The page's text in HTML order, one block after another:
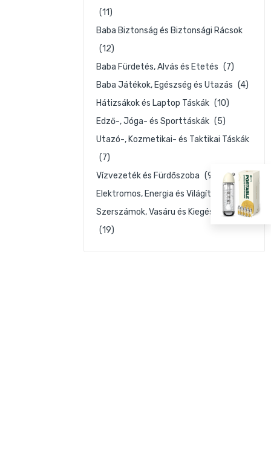
(11)
Baba Biztonság és Biztonsági Rácsok
(12)
Baba Fürdetés, Alvás és Etetés (7)
Baba Játékok, Egészség és Utazás (4)
Hátizsákok és Laptop Táskák (10)
Edző-, Jóga- és Sporttáskák (5)
Utazó-, Kozmetikai- és Taktikai Táskák
(7)
Vízvezeték és Fürdőszoba (9)
Elektromos, Energia és Világítás
(6)
Szerszámok, Vasáru és Kiegészítők
(19)